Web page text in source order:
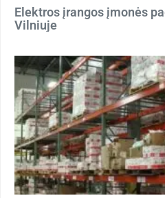
Elektros įrangos įmonės
Vilniuje